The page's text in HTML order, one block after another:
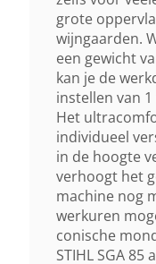
grote
wijngaarden.
een gewicht
kan je de
instellen van
Het
individueel
in de hoogte
verhoogt het
machine nog
werkuren
conische
STIHL SGA
Werkdruk
1 - 6 Bar
Geluidsverm.
66 DB(A)
Autonomie Met
Tot 1000 Min